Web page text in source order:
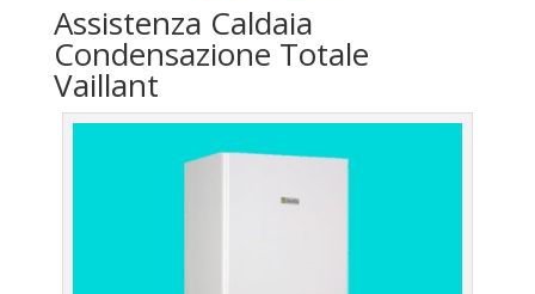
Assistenza Caldaia
Condensazione Totale
Vaillant